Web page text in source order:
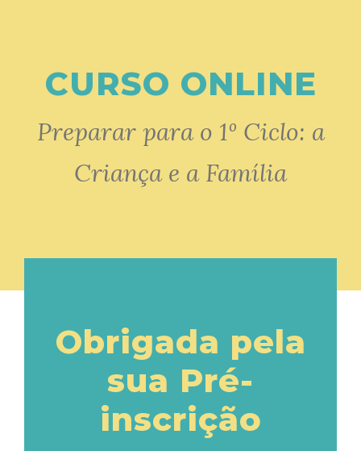
CURSO ONLINE
Preparar para o 1º Ciclo: a
Criança e a Família
Obrigada pela
sua Pré-
inscrição